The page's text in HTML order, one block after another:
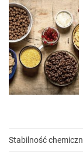
Stabilność